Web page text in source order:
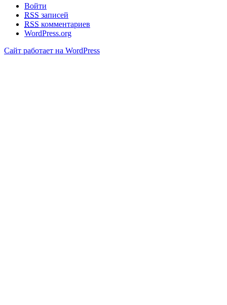
Войти
RSS записей
RSS комментариев
WordPress.org
Сайт работает на WordPress